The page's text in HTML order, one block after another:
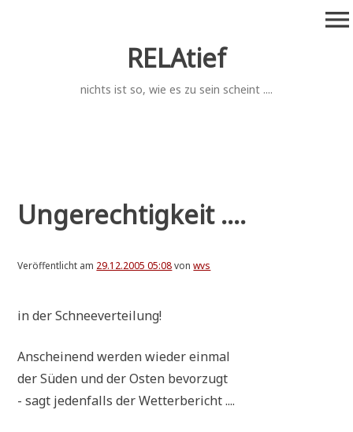
RELAtief
nichts ist so, wie es zu sein scheint ....
menu
Ungerechtigkeit ....
Veröffentlicht am 29.12.2005 05:08vonwvs
in der Schneeverteilung!
Anschei­nend wer­den wie­der einmal
der Süden und der Osten bevorzugt
- sagt jeden­falls der Wetterbericht ....